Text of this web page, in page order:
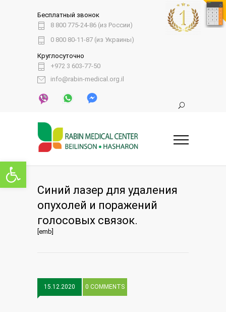
Открыть панель инструментов
Бесплатный звонок
8 800 775-24-86 (из России)
0 800 80-11-87 (из Украины)
Круглосуточно
+972 3 603-77-50
info@rabin-medical.org.il
Синий лазер для удаления
опухолей и поражений
голосовых связок.
[emb]
15.12.2020 0 COMMENTS